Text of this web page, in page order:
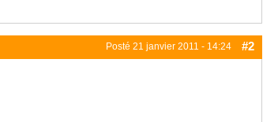
Posté 21 janvier 2011 - 14:24 #2